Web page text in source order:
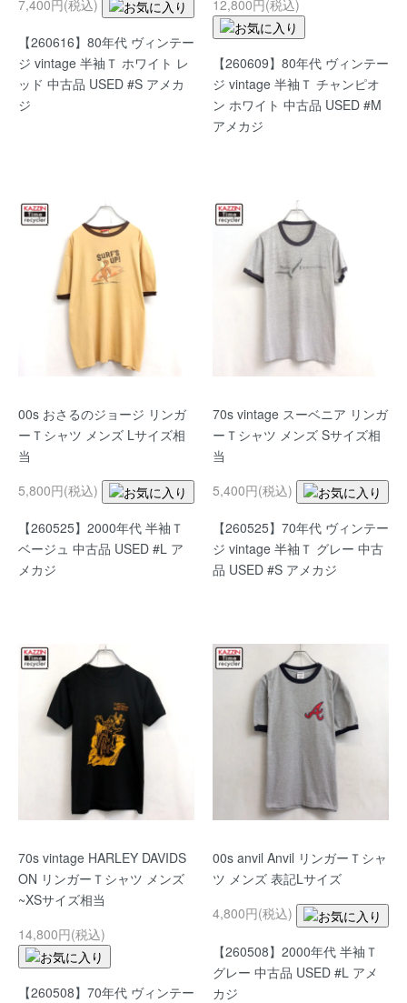
7,400円(税込)
【260616】80年代 ヴィンテー
ジ vintage 半袖Ｔ ホワイト レ
ッド 中古品 USED #S アメカ
ジ
12,800円(税込)
【260609】80年代 ヴィンテー
ジ vintage 半袖Ｔ チャンピオ
ン ホワイト 中古品 USED #M
アメカジ
00s おさるのジョージ リンガ
ーＴシャツ メンズ Lサイズ相
当
5,800円(税込)
【260525】2000年代 半袖Ｔ
ベージュ 中古品 USED #L ア
メカジ
70s vintage スーベニア リンガ
ーＴシャツ メンズ Sサイズ相
当
5,400円(税込)
【260525】70年代 ヴィンテー
ジ vintage 半袖Ｔ グレー 中古
品 USED #S アメカジ
70s vintage HARLEY DAVIDS
ON リンガーＴシャツ メンズ
~XSサイズ相当
14,800円(税込)
【260508】70年代 ヴィンテー
00s anvil Anvil リンガーＴシャ
ツ メンズ 表記Lサイズ
4,800円(税込)
【260508】2000年代 半袖Ｔ
グレー 中古品 USED #L アメ
カジ